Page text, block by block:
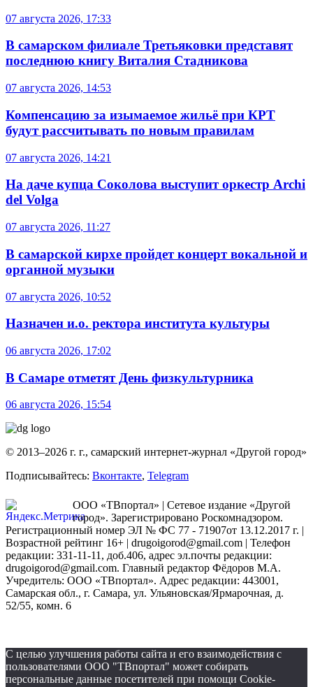
07 августа 2026, 17:33
В самарском филиале Третьяковки представят
последнюю книгу Виталия Стадникова
07 августа 2026, 14:53
Компенсацию за изымаемое жильё при КРТ
будут рассчитывать по новым правилам
07 августа 2026, 14:21
На даче купца Соколова выступит оркестр Archi
del Volga
07 августа 2026, 11:27
В самарской кирхе пройдет концерт вокальной и
органной музыки
07 августа 2026, 10:52
Назначен и.о. ректора института культуры
06 августа 2026, 17:02
В Самаре отметят День физкультурника
06 августа 2026, 15:54
© 2013–2026 г. г., самарский интернет-журнал «Другой город»
Подписывайтесь: Вконтакте, Telegram
ООО «ТВпортал» | Сетевое издание «Другой
город». Зарегистрировано Роскомнадзором.
Регистрационный номер ЭЛ № ФС 77 - 71907от 13.12.2017 г. |
Возрастной рейтинг 16+ | drugoigorod@gmail.com | Телефон
редакции: 331-11-11, доб.406, адрес эл.почты редакции:
drugoigorod@gmail.com. Главный редактор Фёдоров М.А.
Учредитель: ООО «ТВпортал». Адрес редакции: 443001,
Самарская обл., г. Самара, ул. Ульяновская/Ярмарочная, д.
52/55, комн. 6
С целью улучшения работы сайта и его взаимодействия с
пользователями ООО "ТВпортал" может собирать
персональные данные посетителей при помощи Cookie-